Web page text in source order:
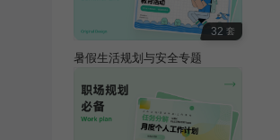
32 套
暑假生活规划与安全专题